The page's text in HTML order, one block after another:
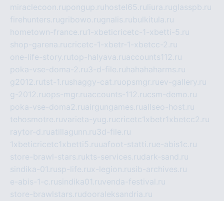
miraclecoon.rupongup.ru hostel65.ru liura.ruglasspb.ru
firehunters.rugribowo.rugnalis.rubulkitula.ru
hometown-france.ru1-xbeticricetc-1-xbetti-5.ru
shop-garena.rucricetc-1-xbetr-1-xbetcc-2.ru
one-life-story.rutop-halyava.ruaccounts112.ru
poka-vse-doma-2.ru3-d-file.ru hahahaharms.ru
g2012.rutst-1.rushaggy-cat.ruopsmgr.ruev-gallery.ru
g-2012.ruops-mgr.ruaccounts-112.rucsm-demo.ru
poka-vse-doma2.ruairgungames.ruallseo-host.ru
tehosmotre.ruvarieta-yug.rucricetc1xbetr1xbetcc2.ru
raytor-d.ruatillagunn.ru3d-file.ru
1xbeticricetc1xbetti5.ruuafoot-statti.rue-abis1c.ru
store-brawl-stars.rukts-services.rudark-sand.ru
sindika-01.rusp-life.rux-legion.rusib-archives.ru
e-abis-1-c.rusindika01.ruvenda-festival.ru
store-brawlstars.rudooraleksandria.ru